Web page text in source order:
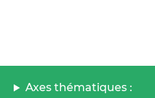
Axes thématiques :